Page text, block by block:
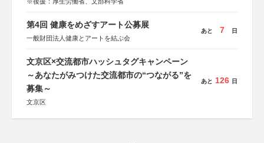
第4回 健康をめざすアート公募展
一般財団法人健康とアートを結ぶ会
あと 7 日
文京区×交流都市ハッシュタグキャンペーン
～あなたがみつけた交流都市の“つながる”を
募集～
文京区
あと 126 日